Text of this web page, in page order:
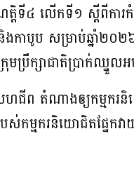
ត្ដិទី៤ លើកទី១ ស្ដីពីកា
ាបូប សម្រាប់ឆ្នាំ២០
មប្រឹក្សាជាតិប្រាក់ឈ្នួល
គីសហជីព តំណាងឲ្យកម្ម
កម្មករនិយោជិតផ្នែក